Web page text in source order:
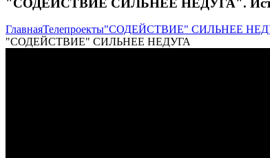
"СОДЕЙСТВИЕ СИЛЬНЕЕ НЕДУГА".
ГлавнаяТелепроекты"СОДЕЙСТВИЕ" СИЛЬНЕЕ
"СОДЕЙСТВИЕ" СИЛЬНЕЕ НЕДУГА